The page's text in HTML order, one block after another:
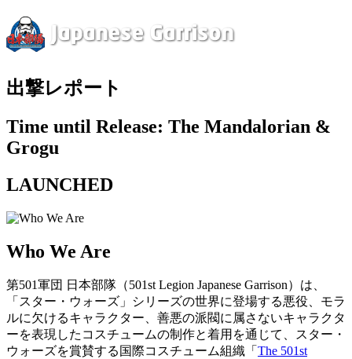
出撃レポート
Time until Release: The Mandalorian &
Grogu
LAUNCHED
Who We Are
第501軍団 日本部隊（501st Legion Japanese Garrison）は、
「スター・ウォーズ」シリーズの世界に登場する悪役、モラ
ルに欠けるキャラクター、善悪の派閥に属さないキャラクタ
ーを表現したコスチュームの制作と着用を通じて、スター・
ウォーズを賞賛する国際コスチューム組織「 The 501st